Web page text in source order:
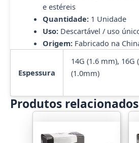
e estéreis
Quantidade:1 Unidade
Uso:Descartável / uso
Origem:Fabricado na
Espessura
14G (1.6 mm), 16G
(1.0mm)
Produtos relacionados